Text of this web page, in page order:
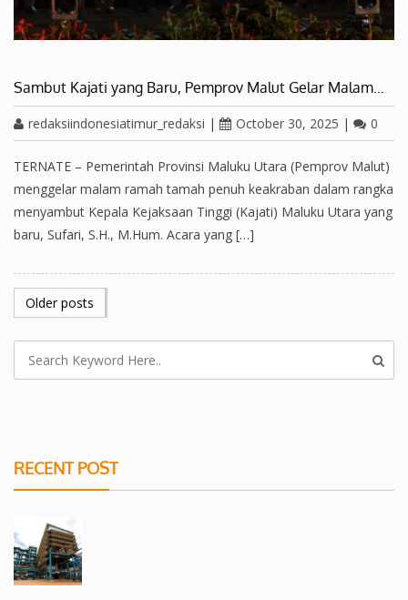
Sambut Kajati yang Baru, Pemprov Malut Gelar Malam…
redaksiindonesiatimur_redaksi | October 30, 2025 | 0
TERNATE – Pemerintah Provinsi Maluku Utara (Pemprov Malut)
menggelar malam ramah tamah penuh keakraban dalam rangka
menyambut Kepala Kejaksaan Tinggi (Kajati) Maluku Utara yang
baru, Sufari, S.H., M.Hum. Acara yang […]
POSTS
Older posts
RECENT POST